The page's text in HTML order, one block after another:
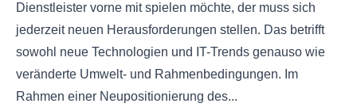
Dienstleister vorne mit spielen möchte, der muss sich
jederzeit neuen Herausforderungen stellen. Das betrifft
sowohl neue Technologien und IT-Trends genauso wie
veränderte Umwelt- und Rahmenbedingungen. Im
Rahmen einer Neupositionierung des...